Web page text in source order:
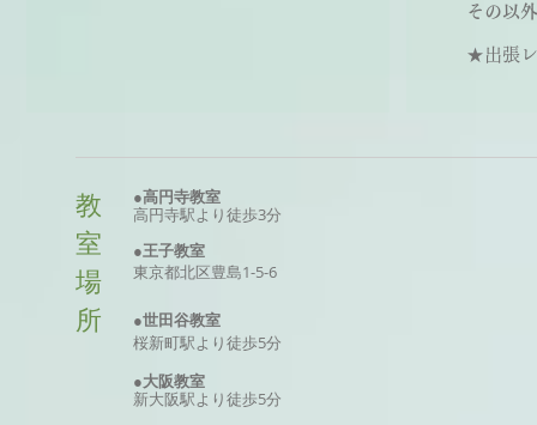
その以外
★出張レ
教
室
場
所
●高円寺教室
高円寺駅より徒歩3分
●王子教室
東京都北区豊島1-5-6
●世田谷教室
桜新町駅より徒歩5分
●大阪教室
新大阪駅より徒歩5分